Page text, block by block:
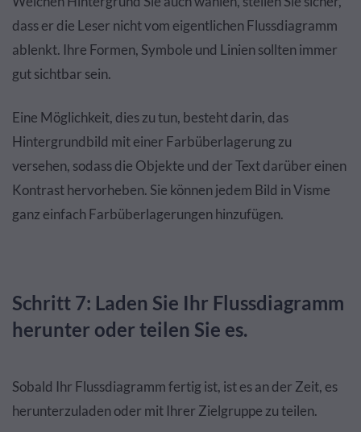
dass er die Leser nicht vom eigentlichen Flussdiagramm
ablenkt. Ihre Formen, Symbole und Linien sollten immer
gut sichtbar sein.
Eine Möglichkeit, dies zu tun, besteht darin, das
Hintergrundbild mit einer Farbüberlagerung zu
versehen, sodass die Objekte und der Text darüber einen
Kontrast hervorheben. Sie können jedem Bild in Visme
ganz einfach Farbüberlagerungen hinzufügen.
Schritt 7: Laden Sie Ihr Flussdiagramm
herunter oder teilen Sie es.
Sobald Ihr Flussdiagramm fertig ist, ist es an der Zeit, es
herunterzuladen oder mit Ihrer Zielgruppe zu teilen.